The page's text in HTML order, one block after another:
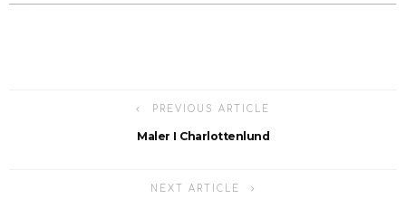
PREVIOUS ARTICLE
Maler I Charlottenlund
NEXT ARTICLE